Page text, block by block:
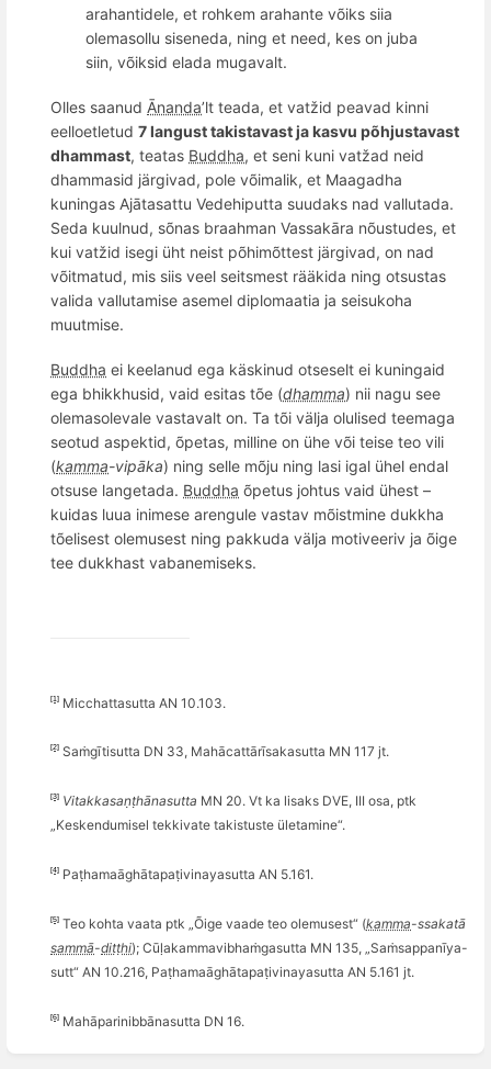
arahantidele, et rohkem arahante võiks siia
olemasollu siseneda, ning et need, kes on juba
siin, võiksid elada mugavalt.
Olles saanud Ānanda’lt teada, et vatžid peavad kinni
eelloetletud 7 langust takistavast ja kasvu põhjustavast
dhammast, teatas Buddha, et seni kuni vatžad neid
dhammasid järgivad, pole võimalik, et Maagadha
kuningas Ajātasattu Vedehiputta suudaks nad vallutada.
Seda kuulnud, sõnas braahman Vassakāra nõustudes, et
kui vatžid isegi üht neist põhimõttest järgivad, on nad
võitmatud, mis siis veel seitsmest rääkida ning otsustas
valida vallutamise asemel diplomaatia ja seisukoha
muutmise.
Buddha ei keelanud ega käskinud otseselt ei kuningaid
ega bhikkhusid, vaid esitas tõe (dhamma) nii nagu see
olemasolevale vastavalt on. Ta tõi välja olulised teemaga
seotud aspektid, õpetas, milline on ühe või teise teo vili
(kamma-vipāka) ning selle mõju ning lasi igal ühel endal
otsuse langetada. Buddha õpetus johtus vaid ühest –
kuidas luua inimese arengule vastav mõistmine dukkha
tõelisest olemusest ning pakkuda välja motiveeriv ja õige
tee dukkhast vabanemiseks.
[1] Micchattasutta AN 10.103.
[2] Saṁgītisutta DN 33, Mahācattārīsakasutta MN 117 jt.
[3] Vitakkasaṇṭhānasutta MN 20. Vt ka lisaks DVE, III osa, ptk
„Keskendumisel tekkivate takistuste ületamine“.
[4] Paṭhamaāghātapaṭivinayasutta AN 5.161.
[5] Teo kohta vaata ptk „Õige vaade teo olemusest“ (kamma-ssakatā
sammā-diṭṭhi); Cūḷakammavibhaṁgasutta MN 135, „Saṁsappanīya-
sutt“ AN 10.216, Paṭhamaāghātapaṭivinayasutta AN 5.161 jt.
[6] Mahāparinibbānasutta DN 16.